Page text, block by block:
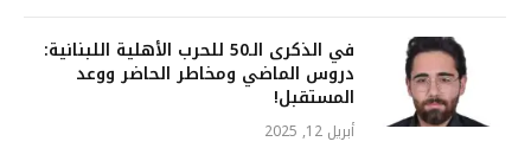
في الذكرى الـ50 للحرب الأهلية اللبنانية:
دروس الماضي ومخاطر الحاضر ووعد
المستقبل!
أبريل 12, 2025